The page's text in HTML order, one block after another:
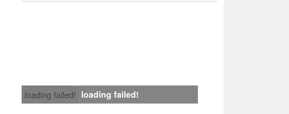
loading failed! loading failed!